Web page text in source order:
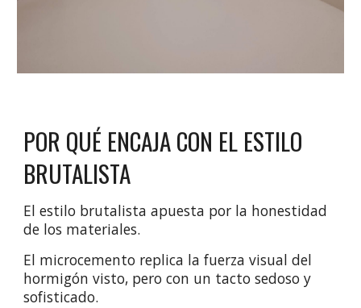
POR QUÉ ENCAJA CON EL ESTILO
BRUTALISTA
El estilo brutalista apuesta por la honestidad
de los materiales.
El microcemento replica la fuerza visual del
hormigón visto, pero con un tacto sedoso y
sofisticado.